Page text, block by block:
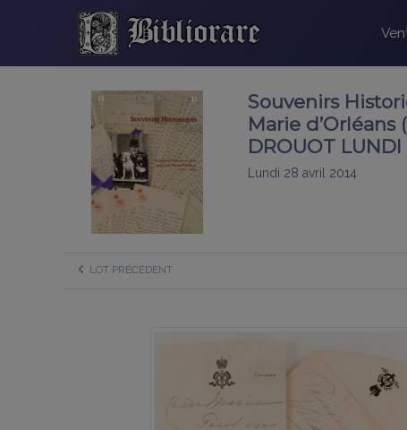
Souvenirs
Marie d’Orléans
DROUOT LUNDI
Lundi 28 avril 2014
LOT PRÉCÉDENT